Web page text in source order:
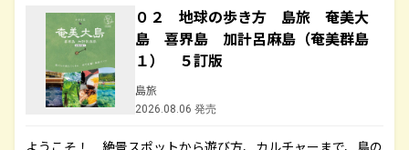
０２ 地球の歩き方 島旅 奄美大
島 喜界島 加計呂麻島（奄美群島
１） ５訂版
島旅
2026.08.06 発売
ようこそ！ 絶景スポットから遊び方、カルチャーまで、島の